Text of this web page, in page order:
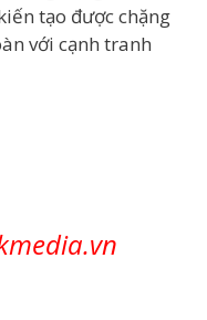
tạo được chặng
với cạnh tranh